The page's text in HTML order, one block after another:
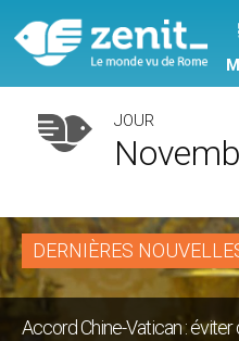
JOUR
DERNIÈRES
Accord Chine-Vatican :